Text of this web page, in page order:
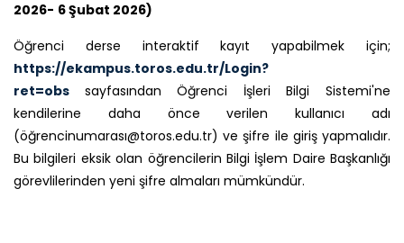
2026- 6 Şubat 2026)
Öğrenci derse interaktif kayıt yapabilmek için;
https://ekampus.toros.edu.tr/Login?
ret=obs
sayfasından Öğrenci İşleri Bilgi Sistemi'ne
kendilerine daha önce verilen kullanıcı adı
(öğrencinumarası@toros.edu.tr) ve şifre ile giriş yapmalıdır.
Bu bilgileri eksik olan öğrencilerin Bilgi İşlem Daire Başkanlığı
görevlilerinden yeni şifre almaları mümkündür.